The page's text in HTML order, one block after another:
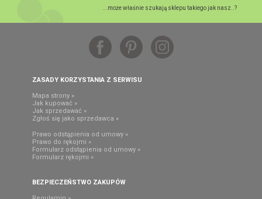
...może właśnie szukają sklepu takiego jak nasz..?
ZASADY KORZYSTANIA Z SERWISU
Mapa strony »
Jak kupować »
Jak sprzedawać »
Zgłoś się jako sprzedawca »
Prawo odstąpienia od umowy »
Prawo do rękojmi »
Formularz odstąpienia od umowy »
Formularz rękojmi »
BEZPIECZEŃSTWO ZAKUPÓW